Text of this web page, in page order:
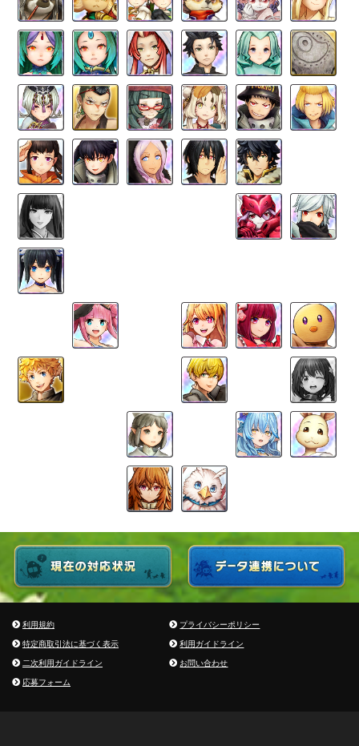
利用規約
プライバシーポリシー
特定商取引法に基づく表示
利用ガイドライン
二次利用ガイドライン
お問い合わせ
応募フォーム